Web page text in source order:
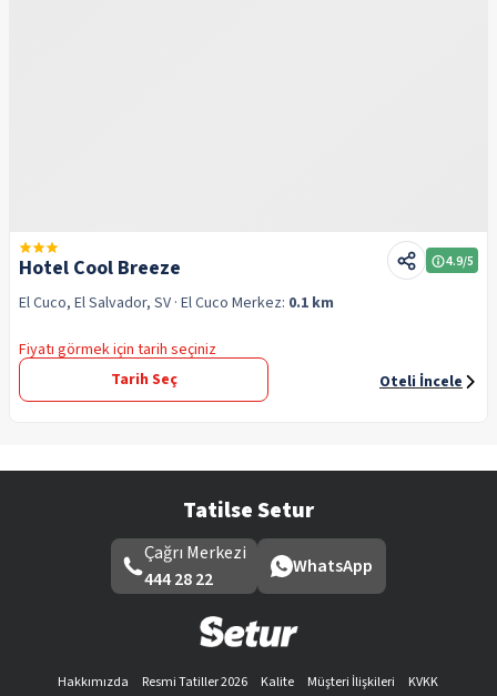
Hotel Cool Breeze 4.9/5
El Cuco, El Salvador, SV · El Cuco Merkez: 0.1 km
Fiyatı görmek için tarih seçiniz
Tarih Seç
Oteli İncele
Tatilse Setur
Çağrı Merkezi
444 28 22
WhatsApp
Hakkımızda Resmi Tatiller 2026 Kalite Müşteri İlişkileri
KVKK